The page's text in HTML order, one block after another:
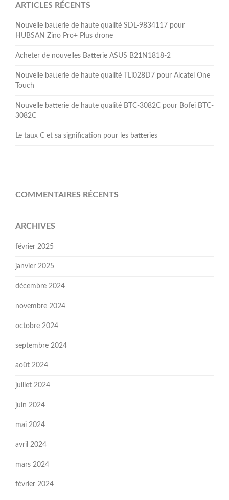
ARTICLES RÉCENTS
Nouvelle batterie de haute qualité SDL-9834117 pour
HUBSAN Zino Pro+ Plus drone
Acheter de nouvelles Batterie ASUS B21N1818-2
Nouvelle batterie de haute qualité TLi028D7 pour Alcatel One
Touch
Nouvelle batterie de haute qualité BTC-3082C pour Bofei BTC-
3082C
Le taux C et sa signification pour les batteries
COMMENTAIRES RÉCENTS
ARCHIVES
février 2025
janvier 2025
décembre 2024
novembre 2024
octobre 2024
septembre 2024
août 2024
juillet 2024
juin 2024
mai 2024
avril 2024
mars 2024
février 2024